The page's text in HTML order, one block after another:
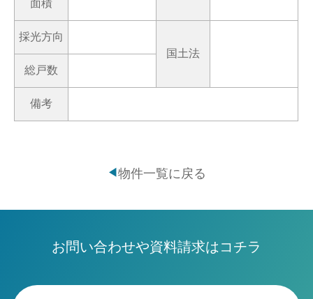
面積
採光方向
国土法
総戸数
備考
◀物件一覧に戻る
お問い合わせや資料請求はコチラ